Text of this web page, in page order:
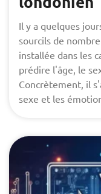
Il y a quelques
sourcils de
installée dans les
prédire l'âge, le
Concrètement, il
sexe et les